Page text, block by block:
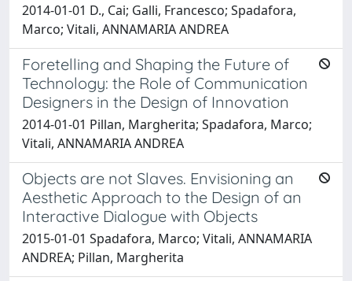
2014-01-01 D., Cai; Galli, Francesco; Spadafora,
Marco; Vitali, ANNAMARIA ANDREA
Foretelling and Shaping the Future of
Technology: the Role of Communication
Designers in the Design of Innovation
2014-01-01 Pillan, Margherita; Spadafora, Marco;
Vitali, ANNAMARIA ANDREA
Objects are not Slaves. Envisioning an
Aesthetic Approach to the Design of an
Interactive Dialogue with Objects
2015-01-01 Spadafora, Marco; Vitali, ANNAMARIA
ANDREA; Pillan, Margherita